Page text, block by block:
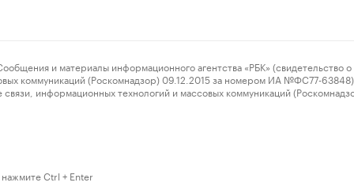
и материалы информационного агентства «РБК» (свидетельство о
коммуникаций (Роскомнадзор) 09.12.2015 за номером ИА №ФС77-63848)
информационных технологий и массовых коммуникаций
Ctrl + Enter